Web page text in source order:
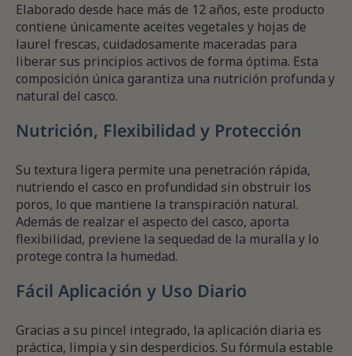
Elaborado desde hace más de 12 años, este producto
contiene únicamente aceites vegetales y hojas de
laurel frescas, cuidadosamente maceradas para
liberar sus principios activos de forma óptima. Esta
composición única garantiza una nutrición profunda y
natural del casco.
Nutrición, Flexibilidad y Protección
Su textura ligera permite una penetración rápida,
nutriendo el casco en profundidad sin obstruir los
poros, lo que mantiene la transpiración natural.
Además de realzar el aspecto del casco, aporta
flexibilidad, previene la sequedad de la muralla y lo
protege contra la humedad.
Fácil Aplicación y Uso Diario
Gracias a su pincel integrado, la aplicación diaria es
práctica, limpia y sin desperdicios. Su fórmula estable